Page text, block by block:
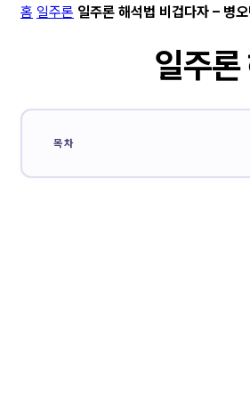
홈 일주론 일주론 해석법 비겁다자 – 병
일주
목차